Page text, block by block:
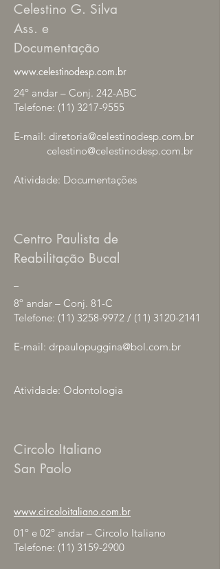
Celestino G. Silva
Ass. e
Documentação
www.celestinodesp.com.br
24º andar – Conj. 242-ABC
Telefone: (11) 3217-9555
E-mail: diretoria@celestinodesp.com.br
celestino@celestinodesp.com.br
Atividade: Documentações
Centro Paulista de
Reabilitação Bucal
8º andar – Conj. 81-C
Telefone: (11) 3258-9972 / (11) 3120-2141
E-mail: drpaulopuggina@bol.com.br
Atividade: Odontologia
Circolo Italiano
San Paolo
www.circoloitaliano.com.br
01º e 02º andar – Circolo Italiano
Telefone: (11) 3159-2900